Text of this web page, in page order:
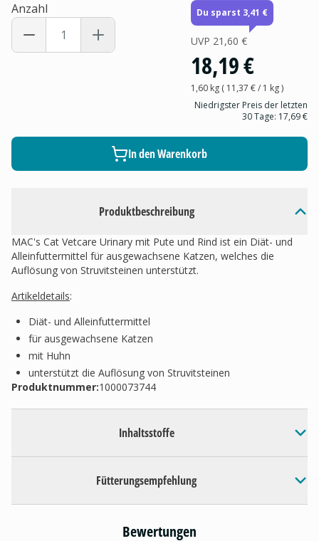
Produktbeschreibung
MAC's Cat Vetcare Urinary mit Pute und Rind ist ein Diät- und
Alleinfuttermittel für ausgewachsene Katzen, welches die
Auflösung von Struvitsteinen unterstützt.
Artikeldetails:
Diät- und Alleinfuttermittel
für ausgewachsene Katzen
mit Huhn
unterstützt die Auflösung von Struvitsteinen
Produktnummer:1000073744
Inhaltsstoffe
Fütterungsempfehlung
Anzahl Du sparst 3,41 €
UVP 21,60 €
18,19 €
1,60 kg( 11,37 €/ 1 kg)
Niedrigster Preis der letzten
30 Tage: 17,69 €
In den Warenkorb
Bewertungen